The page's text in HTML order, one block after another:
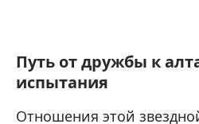
Путь от дружбы к
испытания
Отношения этой